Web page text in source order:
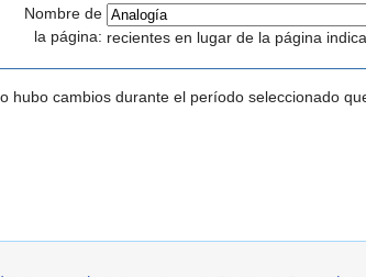
Nombre de
la página: recientes en lugar de la página
hubo cambios durante el período seleccionado